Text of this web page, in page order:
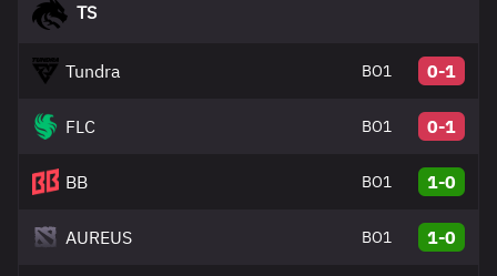
TS
Tundra BO1 0-1
FLC BO1 0-1
BB BO1 1-0
AUREUS BO1 1-0